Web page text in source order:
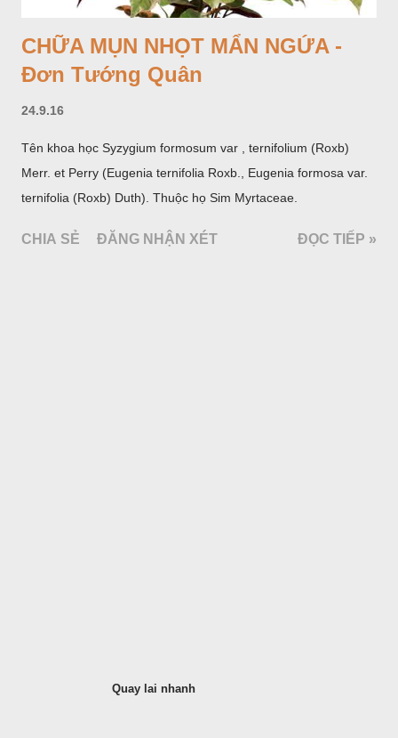
CHỮA MỤN NHỌT MẨN NGỨA -
Đơn Tướng Quân
24.9.16
Tên khoa học Syzygium formosum var , ternifolium (Roxb)
Merr. et Perry (Eugenia ternifolia Roxb., Eugenia formosa var.
ternifolia (Roxb) Duth). Thuộc họ Sim Myrtaceae.
CHIA SẺ ĐĂNG NHẬN XÉT ĐỌC TIẾP »
Quay lai nhanh